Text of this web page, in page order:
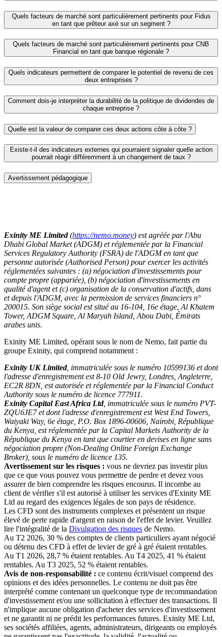
Quels facteurs de marché sont particulièrement pertinents pour Fidus
en tant que prêteur axé sur un segment ?
Quels facteurs de marché sont particulièrement pertinents pour CNB
Financial en tant que banque régionale ?
Quels indicateurs permettent de comparer le potentiel de revenu de ces
deux entreprises ?
Comment dois-je interpréter la durabilité de la politique de dividendes de
chaque entreprise ?
Quelle est la valeur de comparer ces deux actions côte à côte ?
Existe-t-il des indicateurs externes qui pourraient signaler quelle action
pourrait réagir différemment à un changement de taux ?
Avertissement pédagogique
Exinity ME Limited(https://nemo.money) est agréée par l'Abu
Dhabi Global Market (ADGM) et réglementée par la Financial
Services Regulatory Authority (FSRA) de l'ADGM en tant que
personne autorisée (Authorised Person) pour exercer les activités
réglementées suivantes : (a) négociation d'investissements pour
compte propre (appariée), (b) négociation d'investissements en
qualité d'agent et (c) organisation de la conservation d'actifs, dans
et depuis l'ADGM, avec la permission de services financiers n°
200015. Son siège social est situé au 16-104, 16e étage, Al Khatem
Tower, ADGM Square, Al Maryah Island, Abou Dabi, Émirats
arabes unis.
Exinity ME Limited, opérant sous le nom de Nemo, fait partie du
groupe Exinity, qui comprend notamment :
Exinity UK Limited, immatriculée sous le numéro 10599136 et dont
l'adresse d'enregistrement est 8-10 Old Jewry, Londres, Angleterre,
EC2R 8DN, est autorisée et réglementée par la Financial Conduct
Authority sous le numéro de licence 777911.
Exinity Capital East Africa Ltd, immatriculée sous le numéro PVT-
ZQU6JE7 et dont l'adresse d'enregistrement est West End Towers,
Waiyaki Way, 6e étage, P.O. Box 1896-00606, Nairobi, République
du Kenya, est réglementée par la Capital Markets Authority de la
République du Kenya en tant que courtier en devises en ligne sans
négociation propre (Non-Dealing Online Foreign Exchange
Broker), sous le numéro de licence 135.
Avertissement sur les risques : vous ne devriez pas investir plus
que ce que vous pouvez vous permettre de perdre et devez vous
assurer de bien comprendre les risques encourus. Il incombe au
client de vérifier s'il est autorisé à utiliser les services d'Exinity ME
Ltd au regard des exigences légales de son pays de résidence.
Les CFD sont des instruments complexes et présentent un risque
élevé de perte rapide d'argent en raison de l'effet de levier. Veuillez
lire l'intégralité de la Divulgation des risques de Nemo.
Au T2 2026, 30 % des comptes de clients particuliers ayant négocié
ou détenu des CFD à effet de levier de gré à gré étaient rentables.
Au T1 2026, 28,7 % étaient rentables. Au T4 2025, 41 % étaient
rentables. Au T3 2025, 52 % étaient rentables.
Avis de non-responsabilité : ce contenu écrit/visuel comprend des
opinions et des idées personnelles. Le contenu ne doit pas être
interprété comme contenant un quelconque type de recommandation
d'investissement et/ou une sollicitation à effectuer des transactions. Il
n'implique aucune obligation d'acheter des services d'investissement
et ne garantit ni ne prédit les performances futures. Exinity ME Ltd,
ses sociétés affiliées, agents, administrateurs, dirigeants ou employés